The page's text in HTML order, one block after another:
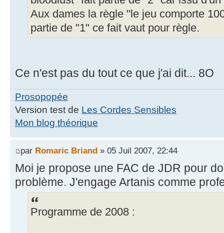
Aux dames la règle "le jeu comporte
partie de "1" ce fait vaut pour règle.
Ce n'est pas du tout ce que j'ai dit... 8O
Prosopopée
Version test de Les Cordes Sensibles
Mon blog théorique
par Romaric Briand » 05 Juil 2007, 22:44
Moi je propose une FAC de JDR pour
problème. J'engage Artanis comme
Programme de 2008 :